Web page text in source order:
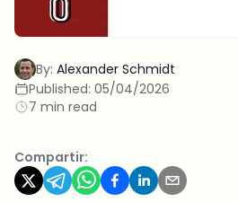
By: Alexander Schmidt
Published: 05/04/2026
7 min read
Compartir: